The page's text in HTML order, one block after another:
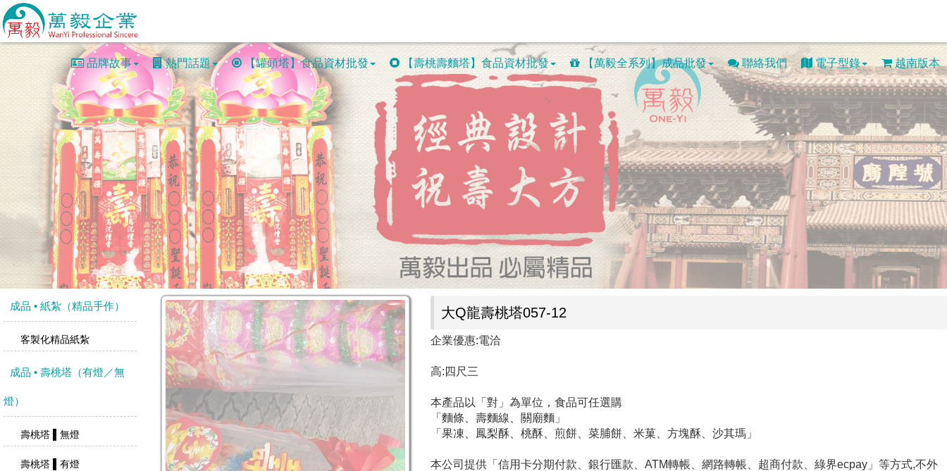
品牌故事 熱門話題 【罐頭塔】食品資材批發 【壽桃壽麵塔】食品資材批發 【萬毅全系列】成品批發 聯絡我們 電子型錄 越南版本
成品 • 紙紮（精品手作）
客製化精品紙紮
成品 • 壽桃塔（有燈／無
燈）
壽桃塔 ▌無燈
壽桃塔 ▌有燈
大Q龍壽桃塔057-12
企業優惠:電洽
高:四尺三
本產品以「對」為單位，食品可任選購
「麵條、壽麵線、關廟麵」
「果凍、鳳梨酥、桃酥、煎餅、菜脯餅、米菓、方塊酥、沙其瑪」
本公司提供「信用卡分期付款、銀行匯款、ATM轉帳、網路轉帳、超商付款、綠界ecpay」等方式,不外